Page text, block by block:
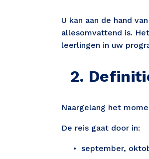
U kan aan de hand
allesomvattend is.
leerlingen in uw
2.
Naargelang het
De reis gaat door in:
september,